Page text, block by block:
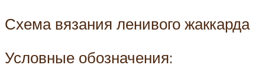
Схема вязания ленивого жаккарда
Условные обозначения: